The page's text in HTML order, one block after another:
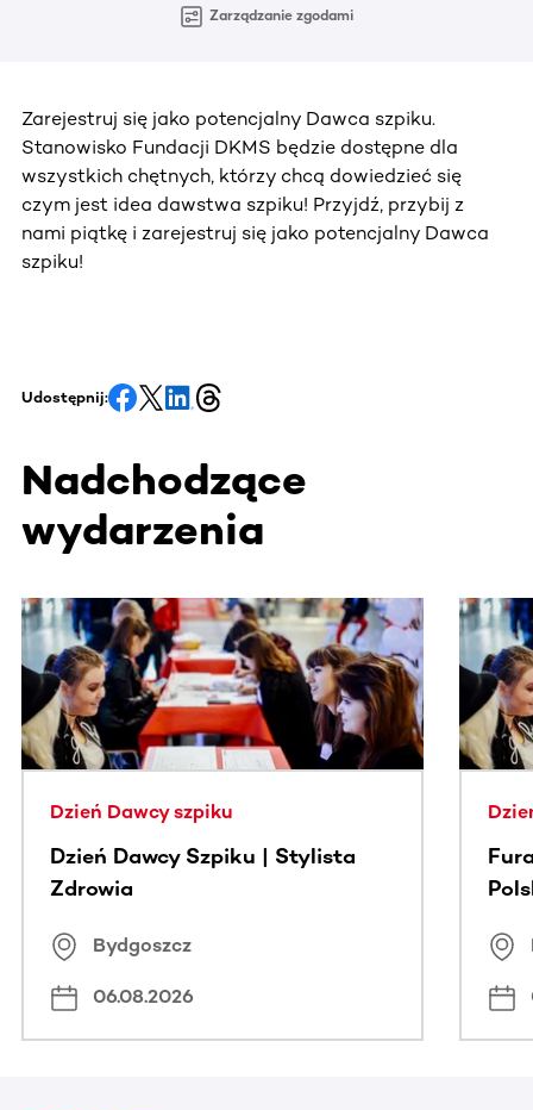
Zarządzanie zgodami
Zarejestruj się jako potencjalny Dawca szpiku.
Stanowisko Fundacji DKMS będzie dostępne dla
wszystkich chętnych, którzy chcą dowiedzieć się
czym jest idea dawstwa szpiku! Przyjdź, przybij z
nami piątkę i zarejestruj się jako potencjalny Dawca
szpiku!
Udostępnij:
Nadchodzące
wydarzenia
Ta sekcja zawiera treści przewijane w poziomie. Użyj
Dzień Dawcy szpiku
Dzień Dawcy Szpiku | Stylista
Zdrowia
Bydgoszcz
06.08.2026